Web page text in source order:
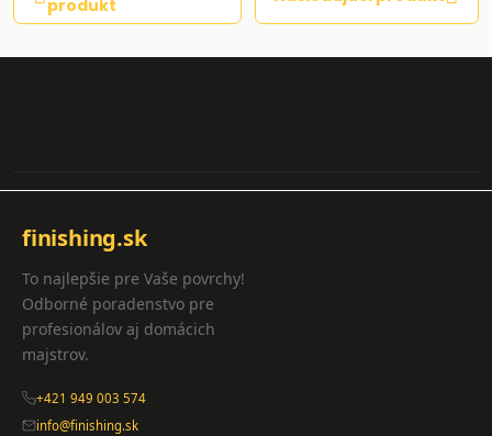
produkt
finishing.sk
To najlepšie pre Vaše povrchy!
Odborné poradenstvo pre
profesionálov aj domácich
majstrov.
+421 949 003 574
info@finishing.sk